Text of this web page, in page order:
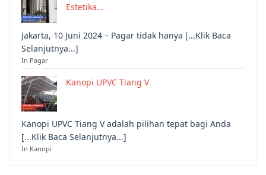
Estetika…
Jakarta, 10 Juni 2024 – Pagar tidak hanya [...Klik Baca
Selanjutnya...]
In Pagar
Kanopi UPVC Tiang V
Kanopi UPVC Tiang V adalah pilihan tepat bagi Anda
[...Klik Baca Selanjutnya...]
In Kanopi